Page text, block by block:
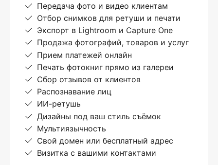
Передача фото и видео клиентам
Отбор снимков для ретуши и печати
Экспорт в Lightroom и Capture One
Продажа фотографий, товаров и услуг
Прием платежей онлайн
Печать фотокниг прямо из галереи
Сбор отзывов от клиентов
Распознавание лиц
ИИ-ретушь
Дизайны под ваш стиль съёмок
Мультиязычность
Свой домен или бесплатный адрес
Визитка с вашими контактами